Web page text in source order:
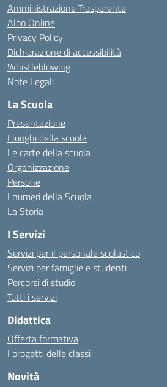
Amministrazione Trasparente
Albo Online
Privacy Policy
Dichiarazione di accessibilità
Whistleblowing
Note Legali
La Scuola
Presentazione
I luoghi della scuola
Le carte della scuola
Organizzazione
Persone
I numeri della Scuola
La Storia
I Servizi
Servizi per il personale scolastico
Servizi per famiglie e studenti
Percorsi di studio
Tutti i servizi
Didattica
Offerta formativa
I progetti delle classi
Novità